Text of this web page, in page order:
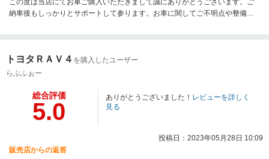
納車後もしっかりとサポートして参ります。お車に関してご不明点や整備の
よりお待ち申し上げております。
トヨタＲＡＶ４ を購入したユーザー
らぶふぉー
総合評価
5.0
ありがとうございました！ レビューを詳しく
見る
投稿日：2023年05月28日 10:09
販売店からの返答